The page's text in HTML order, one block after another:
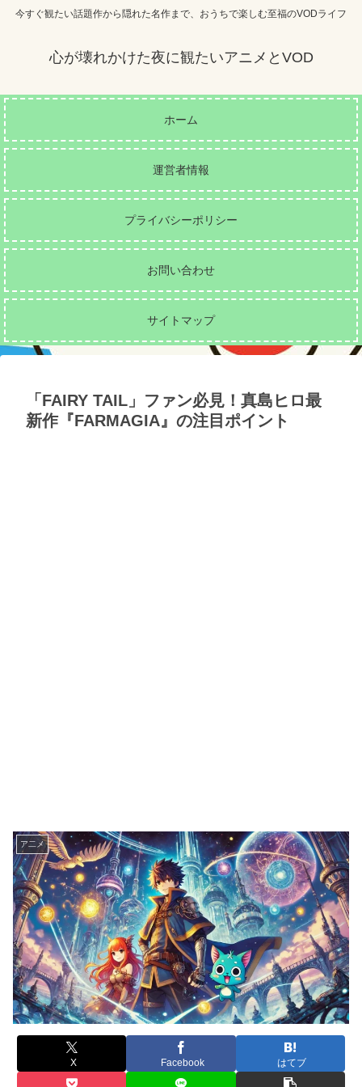
今すぐ観たい話題作から隠れた名作まで、おうちで楽しむ至福のVODライフ
心が壊れかけた夜に観たいアニメとVOD
ホーム
運営者情報
プライバシーポリシー
お問い合わせ
サイトマップ
「FAIRY TAIL」ファン必見！真島ヒロ最
新作『FARMAGIA』の注目ポイント
ア二メ
X Facebook はてブ